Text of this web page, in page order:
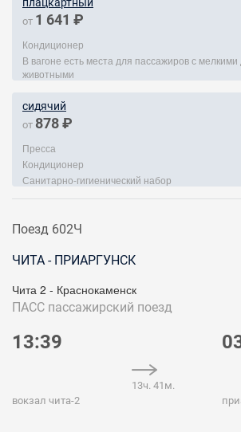
от 1 641 ₽
Кондиционер
В вагоне есть места для пассажиров с
животными
сидячий
от 878 ₽
Пресса
Кондиционер
Санитарно-гигиенический набор
Поезд 602Ч
ЧИТА - ПРИАРГУНСК
Чита 2 - Краснокаменск
ПАСС пассажирский поезд
13:39
вокзал чита-2
13ч. 41м.